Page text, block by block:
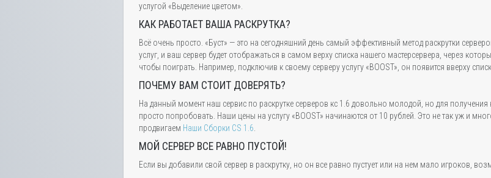
услугой «Выделение цветом».
КАК РАБОТАЕТ ВАША РАСКРУТКА?
Всё очень просто. «Буст» — это на сегодняшний день самый эффективный метод раскрутки
услуг, и ваш сервер будет отображаться в самом верху списка нашего мастерсервера, через
чтобы поиграть. Например, подключив к своему серверу услугу «BOOST», он появится вверху
ПОЧЕМУ ВАМ СТОИТ ДОВЕРЯТЬ?
На данный момент наш сервис по раскрутке серверов кс 1.6 довольно молодой, но для
просто попробовать. Наши цены на услугу «BOOST» начинаются от 10 рублей. Это не так уж и
продвигаем Наши Сборки CS 1.6.
МОЙ СЕРВЕР ВСЕ РАВНО ПУСТОЙ!
Если вы добавили свой сервер в раскрутку, но он все равно пустует или на нем мало игроков,